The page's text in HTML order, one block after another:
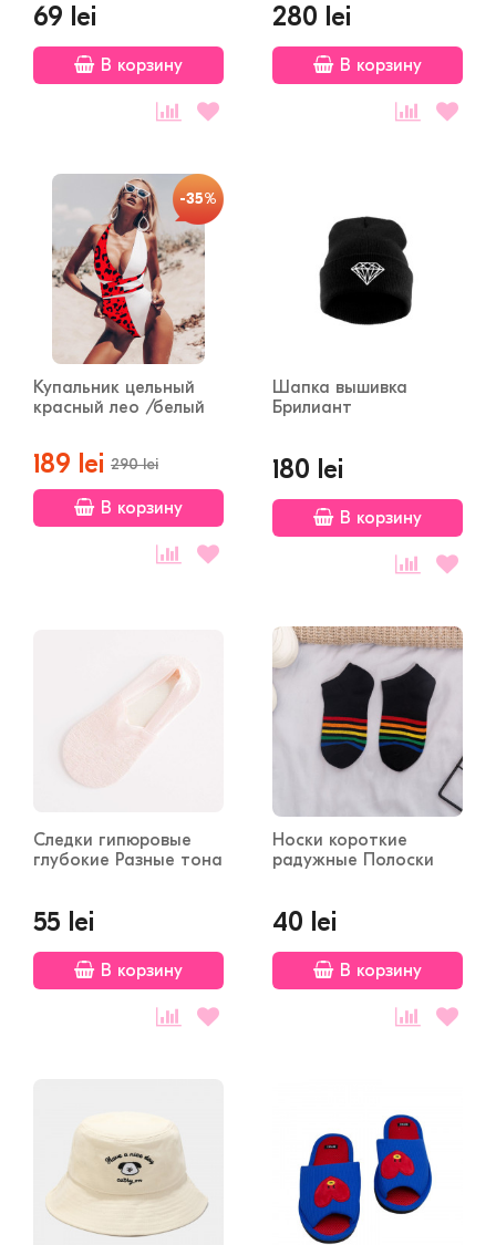
69 lei
В корзину
280 lei
В корзину
-35%
Купальник цельный
красный лео /белый
189 lei 290 lei
В корзину
Шапка вышивка
Брилиант
180 lei
В корзину
Следки гипюровые
глубокие Разные тона
55 lei
В корзину
Носки короткие
радужные Полоски
40 lei
В корзину